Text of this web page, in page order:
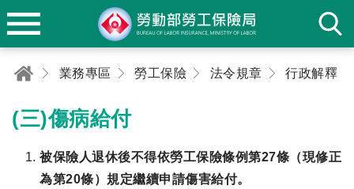
業務專區 勞工保險 法令規章 行政解釋
(三)傷病給付
被保險人退休後不得依勞工保險條例第27條（現修正
為第20條）規定繼續申請傷害給付。